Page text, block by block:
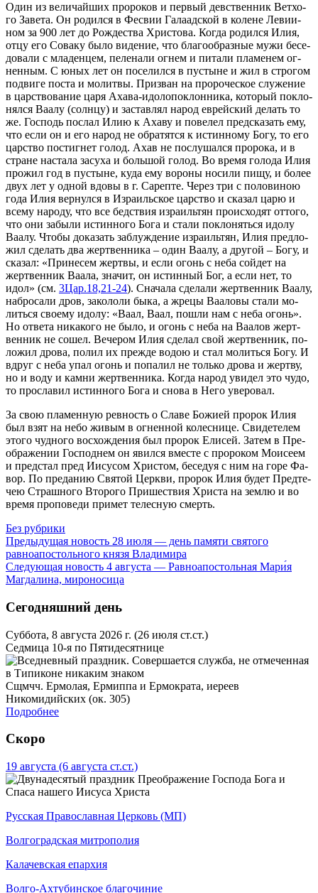
Один из ве­ли­чай­ших про­ро­ков и пер­вый дев­ствен­ник Вет­хо­
го За­ве­та. Он ро­дил­ся в Фе­свии Га­ла­ад­ской в ко­лене Ле­ви­и­
ном за 900 лет до Рож­де­ства Хри­сто­ва. Ко­гда ро­дил­ся Илия,
от­цу его Со­ва­ку бы­ло ви­де­ние, что бла­го­об­раз­ные му­жи бе­се­
до­ва­ли с мла­ден­цем, пе­ле­на­ли ог­нем и пи­та­ли пла­ме­нем ог­
нен­ным. С юных лет он по­се­лил­ся в пу­стыне и жил в стро­гом
по­дви­ге по­ста и мо­лит­вы. При­зван на про­ро­че­ское слу­же­ние
в цар­ство­ва­ние ца­ря Аха­ва-идо­ло­по­клон­ни­ка, ко­то­рый по­кло­
нял­ся Ва­а­лу (солн­цу) и за­став­лял на­род ев­рей­ский де­лать то
же. Гос­подь по­слал Илию к Аха­ву и по­ве­лел пред­ска­зать ему,
что ес­ли он и его на­род не об­ра­тят­ся к ис­тин­но­му Бо­гу, то его
цар­ство по­стигнет го­лод. Ахав не по­слу­шал­ся про­ро­ка, и в
стране на­ста­ла за­су­ха и боль­шой го­лод. Во вре­мя го­ло­да Илия
про­жил год в пу­стыне, ку­да ему во­ро­ны но­си­ли пи­щу, и бо­лее
двух лет у од­ной вдо­вы в г. Са­реп­те. Через три с по­ло­ви­ною
го­да Илия вер­нул­ся в Из­ра­иль­ское цар­ство и ска­зал ца­рю и
все­му на­ро­ду, что все бед­ствия из­ра­иль­тян про­ис­хо­дят от­то­го,
что они за­бы­ли ис­тин­но­го Бо­га и ста­ли по­кло­нять­ся идо­лу
Ва­а­лу. Чтобы до­ка­зать за­блуж­де­ние из­ра­иль­тян, Илия пред­ло­
жил сде­лать два жерт­вен­ни­ка – один Ва­а­лу, а дру­гой – Бо­гу, и
ска­зал: «При­не­сем жерт­вы, и ес­ли огонь с неба сой­дет на
жерт­вен­ник Ва­а­ла, зна­чит, он ис­тин­ный Бог, а ес­ли нет, то
идол» (см. 3Цар.18,21-24). Сна­ча­ла сде­ла­ли жерт­вен­ник Ва­а­лу,
на­бро­са­ли дров, за­ко­ло­ли бы­ка, а жре­цы Ва­а­ло­вы ста­ли мо­
лить­ся сво­е­му идо­лу: «Ва­ал, Ва­ал, по­шли нам с неба огонь».
Но от­ве­та ни­ка­ко­го не бы­ло, и огонь с неба на Ва­а­лов жерт­
вен­ник не со­шел. Ве­че­ром Илия сде­лал свой жерт­вен­ник, по­
ло­жил дро­ва, по­лил их преж­де во­дою и стал мо­лить­ся Бо­гу. И
вдруг с неба упал огонь и по­па­лил не толь­ко дро­ва и жерт­ву,
но и во­ду и кам­ни жерт­вен­ни­ка. Ко­гда на­род уви­дел это чу­до,
то про­сла­вил ис­тин­но­го Бо­га и сно­ва в Него уве­ро­вал.
За свою пла­мен­ную рев­ность о Сла­ве Бо­жи­ей про­рок Илия
был взят на небо жи­вым в ог­нен­ной ко­лес­ни­це. Сви­де­те­лем
это­го чуд­но­го вос­хож­де­ния был про­рок Ели­сей. За­тем в Пре­
об­ра­же­нии Гос­под­нем он явил­ся вме­сте с про­ро­ком Мо­и­се­ем
и пред­стал пред Иису­сом Хри­стом, бе­се­дуя с ним на го­ре Фа­
вор. По пре­да­нию Свя­той Церк­ви, про­рок Илия бу­дет Пред­те­
чею Страш­но­го Вто­ро­го При­ше­ствия Хри­ста на зем­лю и во
вре­мя про­по­ве­ди при­мет те­лес­ную смерть.
Без рубрики
Предыдущая новость 28 июля — день памяти святого
равноапостольного князя Владимира
Следующая новость 4 августа — Равноапостольная Мари́я
Магдалина, мироносица
Сегодняшний день
Суббота, 8 августа 2026 г. (26 июля ст.ст.)
Седмица 10-я по Пятидесятнице
Сщмчч. Ермолая, Ермиппа и Ермократа, иереев
Никомидийских (ок. 305)
Подробнее
Скоро
19 августа (6 августа ст.ст.)
Преображение Господа Бога и
Спаса нашего Иисуса Христа
Русская Православная Церковь (МП)
Волгоградская митрополия
Калачевская епархия
Волго-Ахтубинское благочиние